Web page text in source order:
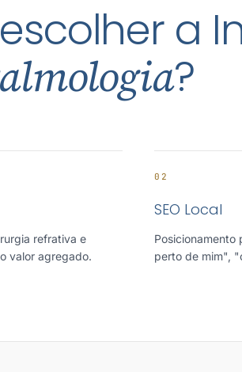
a
?
refrativa e
valor agregado.
02
SEO Local
Posicionamento
perto de mim",